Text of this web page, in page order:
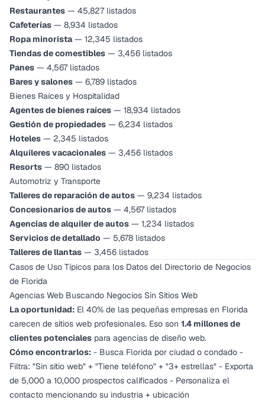
Restaurantes — 45,827 listados
Cafeterías — 8,934 listados
Ropa minorista— 12,345 listados
Tiendas de comestibles — 3,456 listados
Panes — 4,567 listados
Bares y salones — 6,789 listados
Bienes Raíces y Hospitalidad
Agentes de bienes raíces — 18,934 listados
Gestión de propiedades — 6,234 listados
Hoteles — 2,345 listados
Alquileres vacacionales — 3,456 listados
Resorts — 890 listados
Automotriz y Transporte
Talleres de reparación de autos — 9,234 listados
Concesionarios de autos — 4,567 listados
Agencias de alquiler de autos — 1,234 listados
Servicios de detallado — 5,678 listados
Talleres de llantas — 3,456 listados
Casos de Uso Típicos para los Datos del Directorio de Negocios
de Florida
Agencias Web Buscando Negocios Sin Sitios Web
La oportunidad: El 40% de las pequeñas empresas en Florida
carecen de sitios web profesionales. Eso son 1.4 millones de
clientes potenciales para agencias de diseño web.
Cómo encontrarlos: - Busca Florida por ciudad o condado -
Filtra: "Sin sitio web" + "Tiene teléfono" + "3+ estrellas" - Exporta
de 5,000 a 10,000 prospectos calificados - Personaliza el
contacto mencionando su industria + ubicación